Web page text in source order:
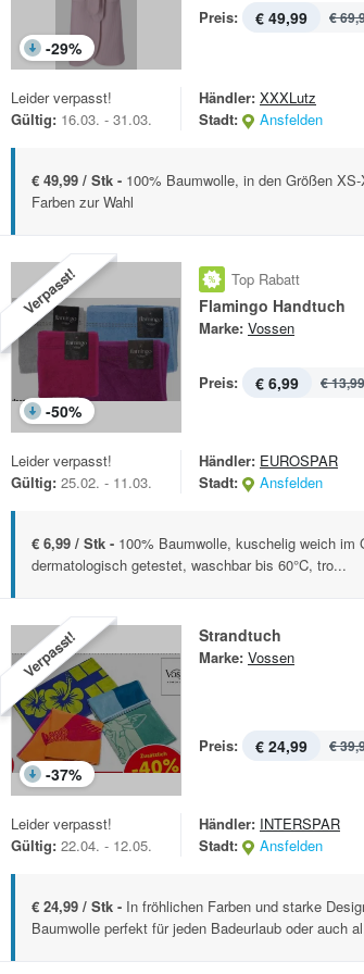
-29%
Preis: € 49,99 €
Leider verpasst!
Gültig: 16.03. - 31.03.
Händler: XXXLutz
Stadt:
Ansfelden
€ 49,99 / Stk - 100% Baumwolle, in den Größen
Farben zur Wahl
Verpasst!
-50%
Top Rabatt
Flamingo Handtuch
Marke: Vossen
Preis: € 6,99 € 13,99
Leider verpasst!
Gültig: 25.02. - 11.03.
Händler: EUROSPAR
Stadt:
Ansfelden
€ 6,99 / Stk - 100% Baumwolle, kuschelig weich im
dermatologisch getestet, waschbar bis 60°C, tro...
Verpasst!
-37%
Strandtuch
Marke: Vossen
Preis: € 24,99 €
Leider verpasst!
Gültig: 22.04. - 12.05.
Händler: INTERSPAR
Stadt:
Ansfelden
€ 24,99 / Stk - In fröhlichen Farben und starke
Baumwolle perfekt für jeden Badeurlaub oder auch